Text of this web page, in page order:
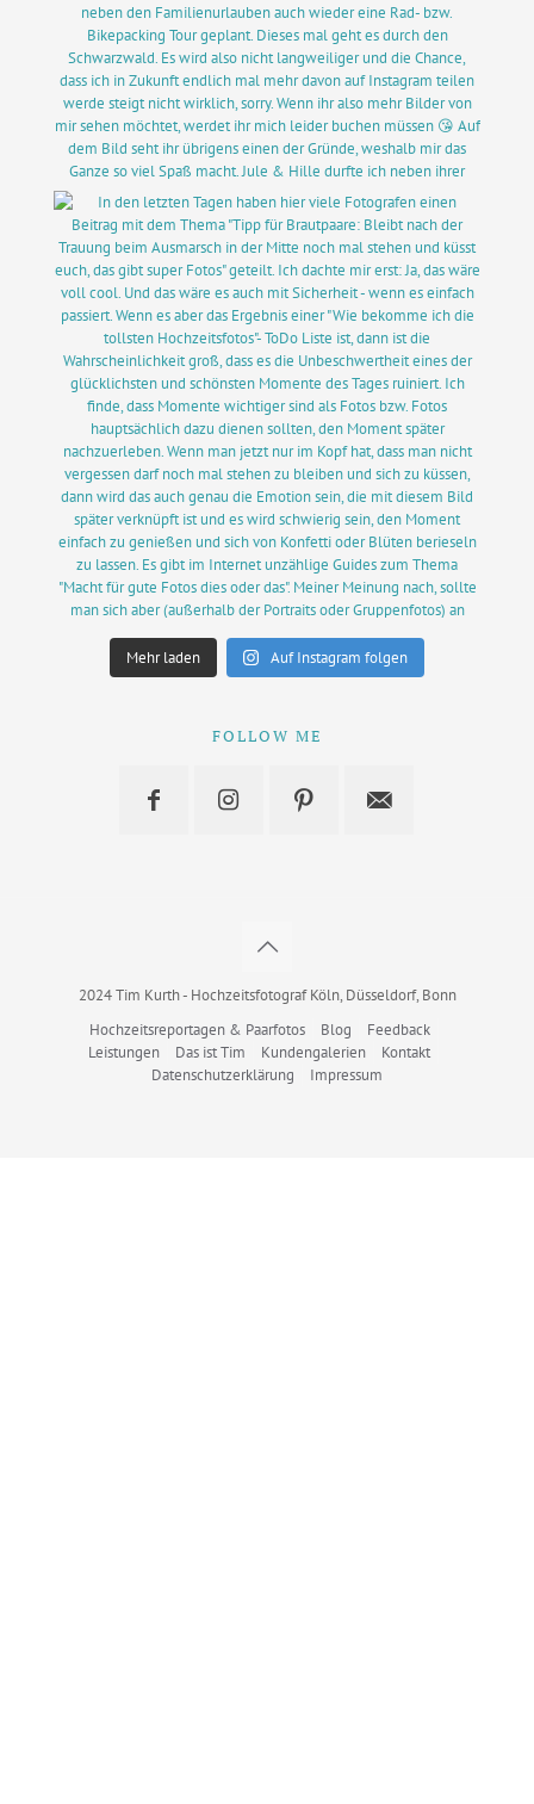
Mehr laden Auf Instagram folgen
FOLLOW ME
2024 Tim Kurth - Hochzeitsfotograf Köln, Düsseldorf, Bonn
Hochzeitsreportagen & Paarfotos
Blog
Feedback
Leistungen
Das ist Tim Kundengalerien
Kontakt
Datenschutzerklärung
Impressum